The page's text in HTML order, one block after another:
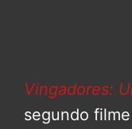
Vingadores:
segundo